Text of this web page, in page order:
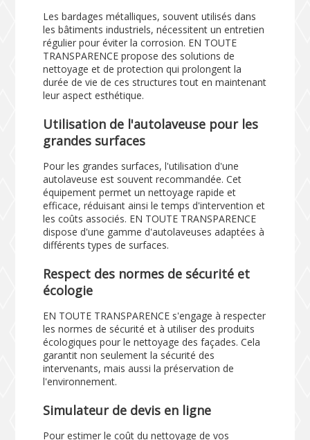
Les bardages métalliques, souvent utilisés dans
les bâtiments industriels, nécessitent un entretien
régulier pour éviter la corrosion. EN TOUTE
TRANSPARENCE propose des solutions de
nettoyage et de protection qui prolongent la
durée de vie de ces structures tout en maintenant
leur aspect esthétique.
Utilisation de l'autolaveuse pour les
grandes surfaces
Pour les grandes surfaces, l'utilisation d'une
autolaveuse est souvent recommandée. Cet
équipement permet un nettoyage rapide et
efficace, réduisant ainsi le temps d'intervention et
les coûts associés. EN TOUTE TRANSPARENCE
dispose d'une gamme d'autolaveuses adaptées à
différents types de surfaces.
Respect des normes de sécurité et
écologie
EN TOUTE TRANSPARENCE s'engage à respecter
les normes de sécurité et à utiliser des produits
écologiques pour le nettoyage des façades. Cela
garantit non seulement la sécurité des
intervenants, mais aussi la préservation de
l'environnement.
Simulateur de devis en ligne
Pour estimer le coût du nettoyage de vos